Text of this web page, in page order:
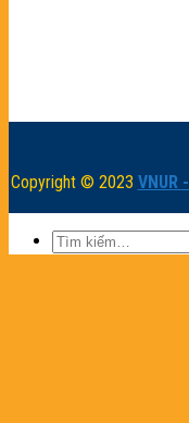
Copyright © 2023 VNUR -